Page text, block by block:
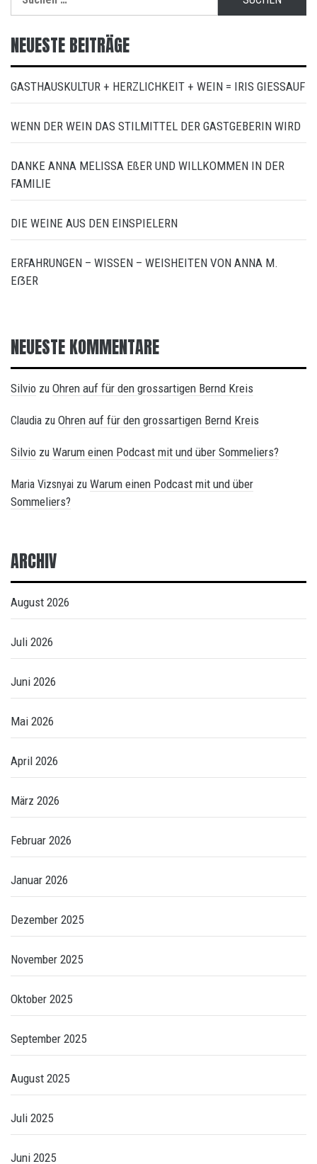
nach:
NEUESTE BEITRÄGE
GASTHAUSKULTUR + HERZLICHKEIT + WEIN = IRIS GIESSAUF
WENN DER WEIN DAS STILMITTEL DER GASTGEBERIN WIRD
DANKE ANNA MELISSA EßER UND WILLKOMMEN IN DER
FAMILIE
DIE WEINE AUS DEN EINSPIELERN
ERFAHRUNGEN – WISSEN – WEISHEITEN VON ANNA M.
EẞER
NEUESTE KOMMENTARE
Silvio zu Ohren auf für den grossartigen Bernd Kreis
Claudia zu Ohren auf für den grossartigen Bernd Kreis
Silvio zu Warum einen Podcast mit und über Sommeliers?
Maria Vizsnyai zu Warum einen Podcast mit und über
Sommeliers?
ARCHIV
August 2026
Juli 2026
Juni 2026
Mai 2026
April 2026
März 2026
Februar 2026
Januar 2026
Dezember 2025
November 2025
Oktober 2025
September 2025
August 2025
Juli 2025
Juni 2025